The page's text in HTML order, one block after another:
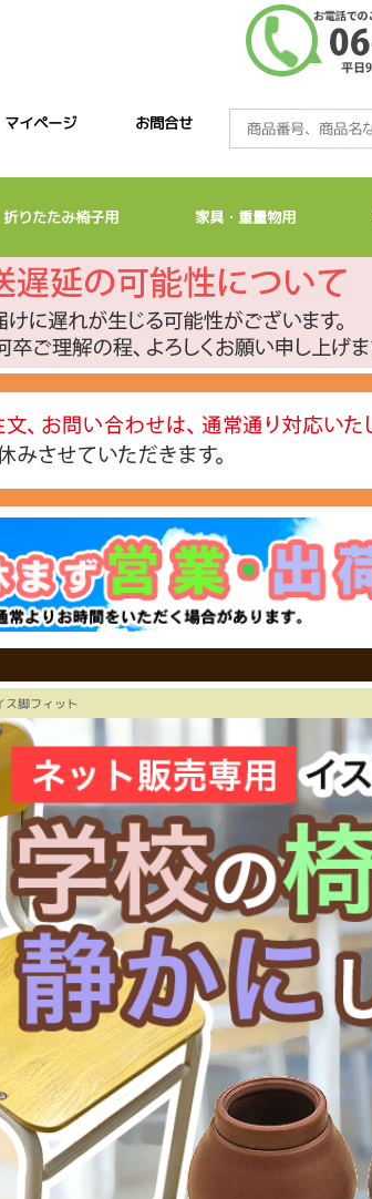
マイページ お問合せ
折りたたみ椅子用 家具・重量物用
ス脚フィット